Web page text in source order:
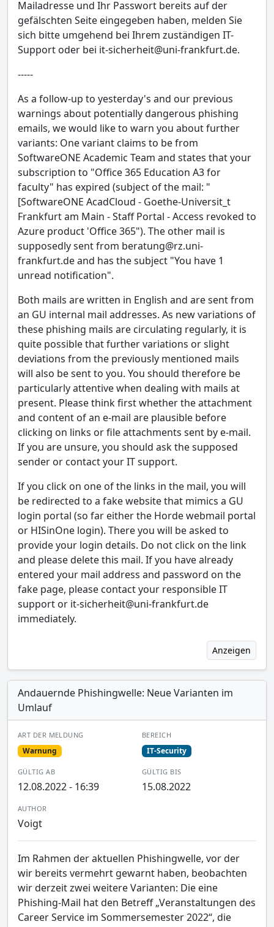
Mailadresse und Ihr Passwort bereits auf der
gefälschten Seite eingegeben haben, melden Sie
sich bitte umgehend bei Ihrem zuständigen IT-
Support oder bei it-sicherheit@uni-frankfurt.de.
-----
As a follow-up to yesterday's and our previous
warnings about potentially dangerous phishing
emails, we would like to warn you about further
variants: One variant claims to be from
SoftwareONE Academic Team and states that your
subscription to "Office 365 Education A3 for
faculty" has expired (subject of the mail: "
[SoftwareONE AcadCloud - Goethe-Universit_t
Frankfurt am Main - Staff Portal - Access revoked to
Azure product 'Office 365"). The other mail is
supposedly sent from beratung@rz.uni-
frankfurt.de and has the subject "You have 1
unread notification".
Both mails are written in English and are sent from
an GU internal mail addresses. As new variations of
these phishing mails are circulating regularly, it is
quite possible that further variations or slight
deviations from the previously mentioned mails
will also be sent to you. You should therefore be
particularly attentive when dealing with mails at
present. Please think first whether the attachment
and content of an e-mail are plausible before
clicking on links or file attachments sent by e-mail.
If you are unsure, you should ask the supposed
sender or contact your IT support.
If you click on one of the links in the mail, you will
be redirected to a fake website that mimics a GU
login portal (so far either the Horde webmail portal
or HISinOne login). There you will be asked to
provide your login details. Do not click on the link
and please delete this mail. If you have already
entered your mail address and password on the
fake page, please contact your responsible IT
support or it-sicherheit@uni-frankfurt.de
immediately.
Anzeigen
Andauernde Phishingwelle: Neue Varianten im
Umlauf
ART DER MELDUNG
Warnung
BEREICH
IT-Security
GÜLTIG AB
12.08.2022 - 16:39
GÜLTIG BIS
15.08.2022
AUTHOR
Voigt
Im Rahmen der aktuellen Phishingwelle, vor der
wir bereits vermehrt gewarnt haben, beobachten
wir derzeit zwei weitere Varianten: Die eine
Phishing-Mail hat den Betreff „Veranstaltungen des
Career Service im Sommersemester 2022“, die